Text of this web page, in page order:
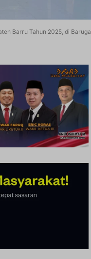
Barru Tahun 2025, di Baruga